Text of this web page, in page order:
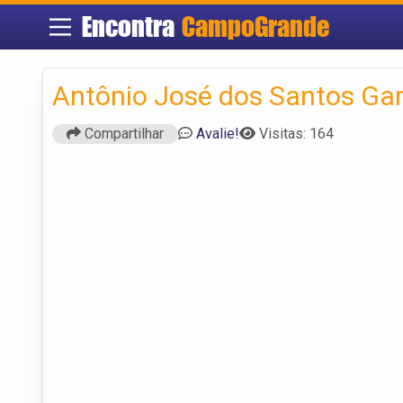
Encontra CampoGrande
Antônio José dos Santos
Compartilhar Avalie! Visitas: 164